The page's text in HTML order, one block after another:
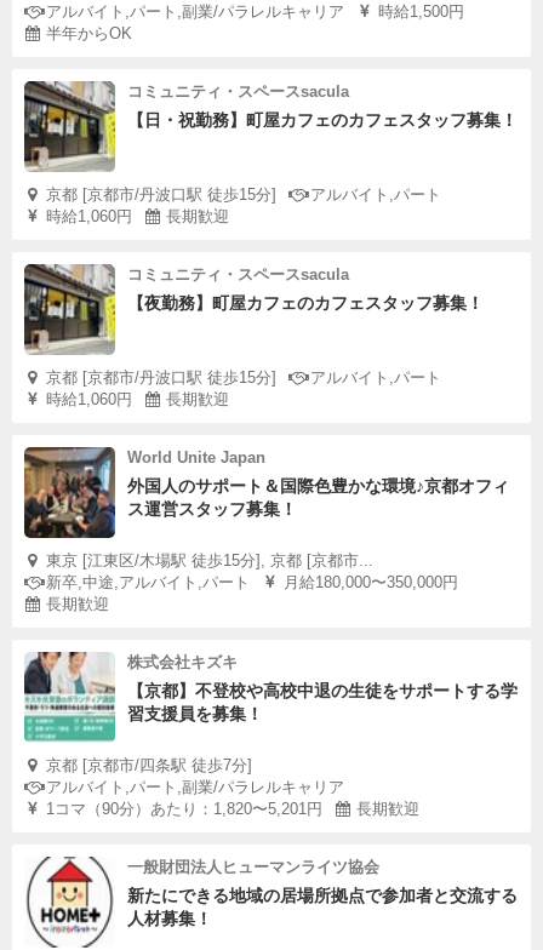
アルバイト,パート,副業/パラレルキャリア
時給1,500円
半年からOK
コミュニティ・スペースsacula
【日・祝勤務】町屋カフェのカフェスタッフ募集！
京都 [京都市/丹波口駅 徒歩15分]
アルバイト,パート
時給1,060円
長期歓迎
コミュニティ・スペースsacula
【夜勤務】町屋カフェのカフェスタッフ募集！
京都 [京都市/丹波口駅 徒歩15分]
アルバイト,パート
時給1,060円
長期歓迎
World Unite Japan
外国人のサポート＆国際色豊かな環境♪京都オフィ
ス運営スタッフ募集！
東京 [江東区/木場駅 徒歩15分], 京都 [京都市...
新卒,中途,アルバイト,パート
月給180,000〜350,000円
長期歓迎
株式会社キズキ
【京都】不登校や高校中退の生徒をサポートする学
習支援員を募集！
京都 [京都市/四条駅 徒歩7分]
アルバイト,パート,副業/パラレルキャリア
1コマ（90分）あたり：1,820〜5,201円
長期歓迎
一般財団法人ヒューマンライツ協会
新たにできる地域の居場所拠点で参加者と交流する
人材募集！